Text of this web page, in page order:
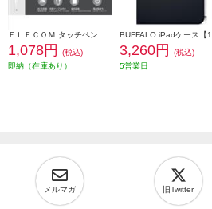
1,078円
(税込)
即納（在庫あり）
3,260円
(税込)
5営業日
メルマガ 旧Twitter